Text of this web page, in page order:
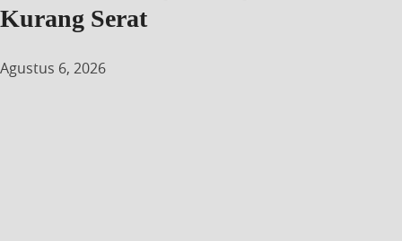
Kurang Serat
Agustus 6, 2026